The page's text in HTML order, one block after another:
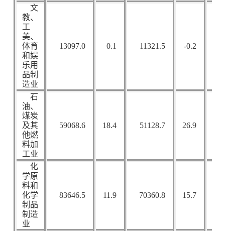
文
教、
工
美、
体育
和娱
乐用
品制
造业
13097.0 0.1 11321.5 -0.2
石
油、
煤炭
及其
他燃
料加
工业
59068.6 18.4 51128.7 26.9
化
学原
料和
化学
制品
制造
业
83646.5 11.9 70360.8 15.7